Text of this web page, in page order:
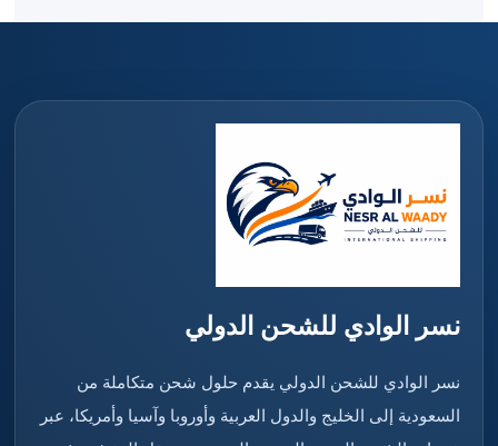
نسر الوادي للشحن الدولي
نسر الوادي للشحن الدولي يقدم حلول شحن متكاملة من
السعودية إلى الخليج والدول العربية وأوروبا وآسيا وأمريكا، عبر